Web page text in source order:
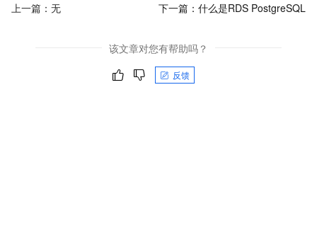
上一篇：无 下一篇： 什么是RDS PostgreSQL
该文章对您有帮助吗？
反馈